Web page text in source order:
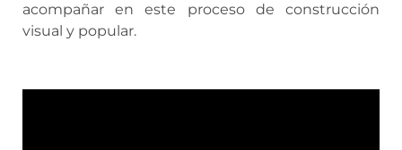
acompañar en este proceso de construcción
visual y popular.